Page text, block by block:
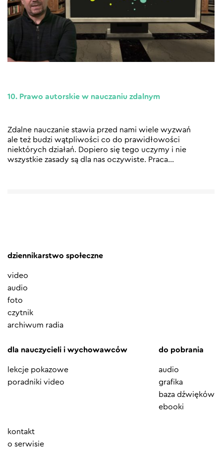
10. Prawo autorskie w nauczaniu zdalnym
Zdalne nauczanie stawia przed nami wiele wyzwań
ale też budzi wątpliwości co do prawidłowości
niektórych działań. Dopiero się tego uczymy i nie
wszystkie zasady są dla nas oczywiste. Praca…
dziennikarstwo społeczne
video
audio
foto
czytnik
archiwum radia
dla nauczycieli i wychowawców
lekcje pokazowe
poradniki video
do pobrania
audio
grafika
baza dźwięków
ebooki
Element
menu
kontakt
o serwisie